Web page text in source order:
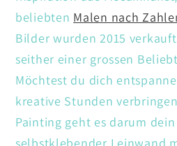
beliebten Malen nach
Bilder wurden 2015
seither einer grossen
Möchtest du dich
kreative Stunden
Painting geht es darum